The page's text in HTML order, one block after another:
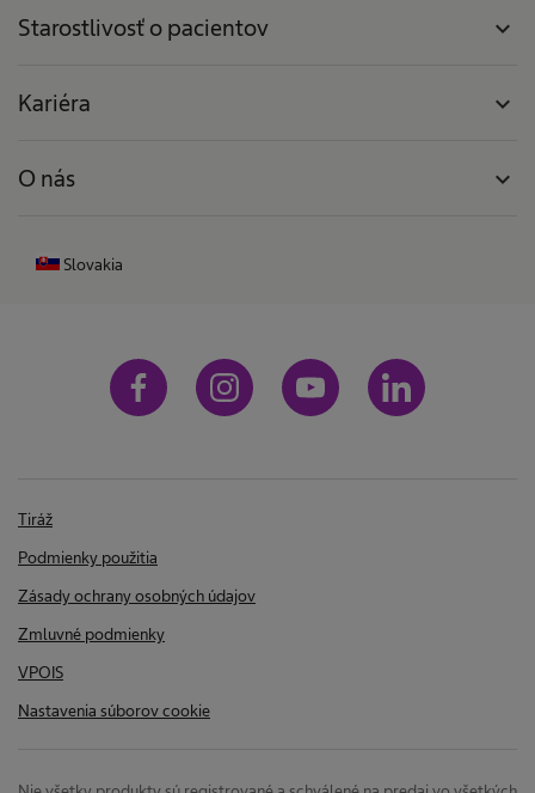
Starostlivosť o pacientov expand_more
Kariéra expand_more
O nás expand_more
Slovakia
Tiráž
Podmienky použitia
Zásady ochrany osobných údajov
Zmluvné podmienky
VPOIS
Nastavenia súborov cookie